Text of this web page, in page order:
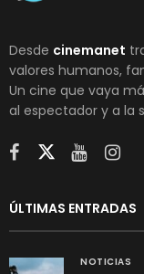
Desde cinemanet
valores humanos,
Un cine que vaya
al espectador y a la
ÚLTIMAS ENTRADAS
NOTICIAS